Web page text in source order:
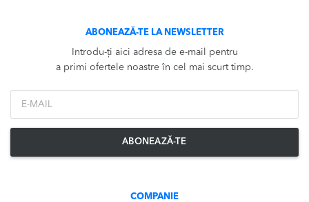
ABONEAZĂ-TE LA NEWSLETTER
Introdu-ți aici adresa de e-mail pentru
a primi ofertele noastre în cel mai scurt timp.
ABONEAZĂ-TE
COMPANIE